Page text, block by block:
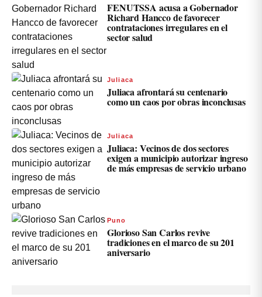
FENUTSSA acusa a Gobernador
Richard Hancco de favorecer
contrataciones irregulares en el
sector salud
Juliaca
Juliaca afrontará su centenario
como un caos por obras inconclusas
Juliaca
Juliaca: Vecinos de dos sectores
exigen a municipio autorizar ingreso
de más empresas de servicio urbano
Puno
Glorioso San Carlos revive
tradiciones en el marco de su 201
aniversario